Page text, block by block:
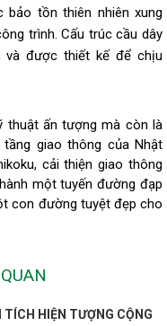
bảo tồn thiên nhiên xung
trình. Cấu trúc cầu dây
và được thiết kế để chịu
thuật ấn tượng mà còn là
giao thông của Nhật
cải thiện giao thông
một tuyến đường đạp
con đường tuyệt đẹp cho
TÍCH HIỆN TƯỢNG CỘNG